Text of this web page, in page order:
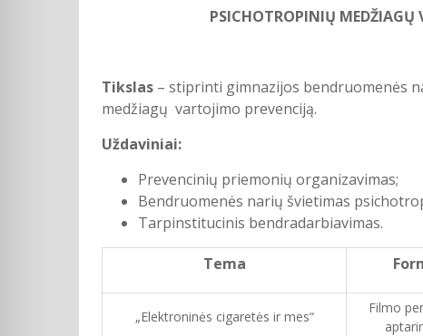
PSICHOTROPINIŲ MEDŽIAGŲ
Tikslas – stiprinti gimnazijos bendruomenės
medžiagų vartojimo prevenciją.
Uždaviniai:
Prevencinių priemonių organizavimas;
Bendruomenės narių švietimas
Tarpinstitucinis bendradarbiavimas.
Tema
„Elektroninės cigaretės ir mes“
Filmo